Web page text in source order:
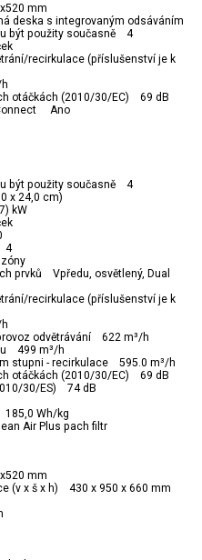
mm
deska s integrovaným odsáváním
být použity současně 4
recirkulace (příslušenství je k
otáčkách (2010/30/EC) 69 dB
Ano
být použity současně 4
x 24,0 cm)
kW
4
prvků Vpředu, osvětlený, Dual
recirkulace (příslušenství je k
odvětrávání 622 m³/h
499 m³/h
stupni - recirkulace 595.0 m³/h
otáčkách (2010/30/EC) 69 dB
30/ES) 74 dB
Wh/kg
Air Plus pach filtr
mm
(v x š x h) 430 x 950 x 660 mm